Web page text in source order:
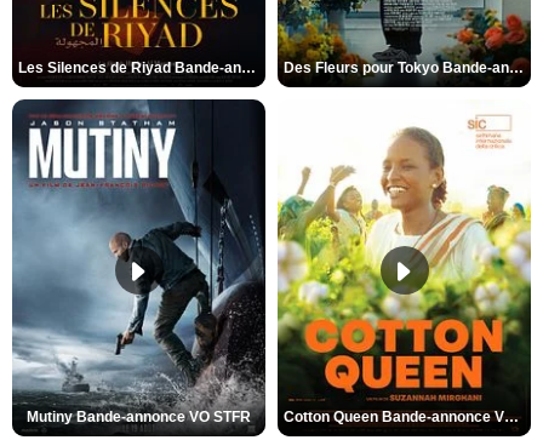
Les Silences de Riyad Bande-annonce VO STFR Des Fleurs pour Tokyo Bande-annonce VO STFR
Mutiny Bande-annonce VO STFR Cotton Queen Bande-annonce VO STFR